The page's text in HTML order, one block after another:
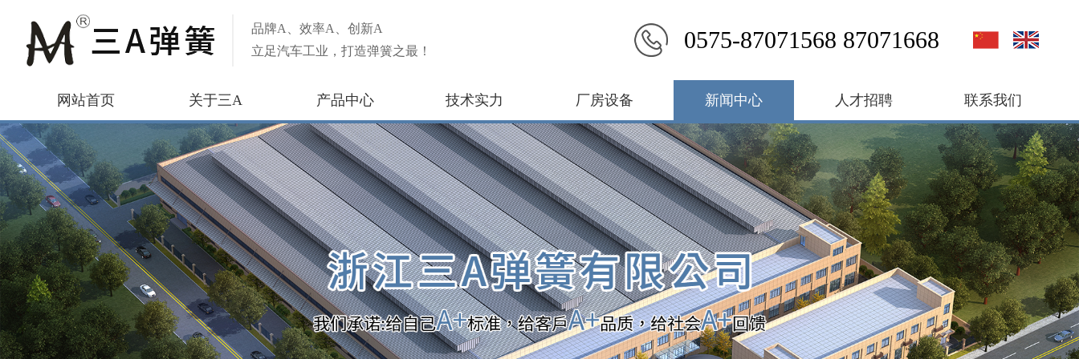
品牌A、效率A、创新A
立足汽车工业，打造弹簧之最！
0575-87071568 87071668
网站首页 关于三A 产品中心 技术实力 厂房设备 新闻中心 人才招聘 联系我们